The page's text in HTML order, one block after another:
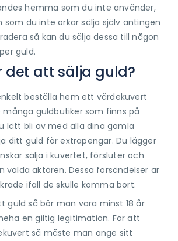
hemma som du inte använder,
som du inte orkar sälja själv antingen
så kan du sälja dessa till någon
guld.
det att sälja guld?
beställa hem ett värdekuvert
guldbutiker som finns på
lätt bli av med alla dina gamla
ditt guld för extrapengar. Du lägger
sälja i kuvertet, försluter och
valda aktören. Dessa försändelser är
ifall de skulle komma bort.
guld så bör man vara minst 18 år
en giltig legitimation. För att
så måste man ange sitt